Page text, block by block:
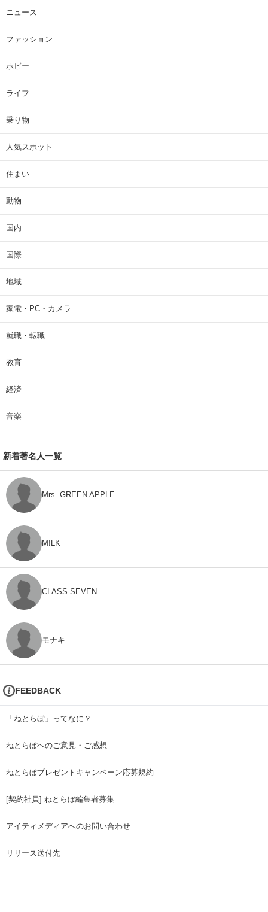
ニュース
ファッション
ホビー
ライフ
乗り物
人気スポット
住まい
動物
国内
国際
地域
家電・PC・カメラ
就職・転職
教育
経済
音楽
新着著名人一覧
Mrs. GREEN APPLE
M!LK
CLASS SEVEN
モナキ
FEEDBACK
「ねとらぼ」ってなに？
ねとらぼへのご意見・ご感想
ねとらぼプレゼントキャンペーン応募規約
[契約社員] ねとらぼ編集者募集
アイティメディアへのお問い合わせ
リリース送付先